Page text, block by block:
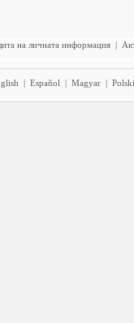
на личната информация |
| Español | Magyar | Polski